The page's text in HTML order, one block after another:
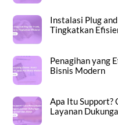
Instalasi Plug
Tingkatkan
Penagihan yang
Bisnis Modern
Apa Itu Support?
Layanan